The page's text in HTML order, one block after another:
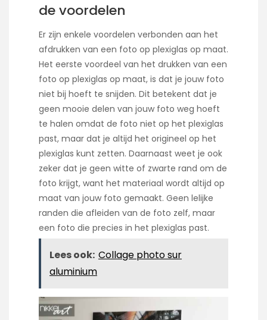
de voordelen
Er zijn enkele voordelen verbonden aan het
afdrukken van een foto op plexiglas op maat.
Het eerste voordeel van het drukken van een
foto op plexiglas op maat, is dat je jouw foto
niet bij hoeft te snijden. Dit betekent dat je
geen mooie delen van jouw foto weg hoeft
te halen omdat de foto niet op het plexiglas
past, maar dat je altijd het origineel op het
plexiglas kunt zetten. Daarnaast weet je ook
zeker dat je geen witte of zwarte rand om de
foto krijgt, want het materiaal wordt altijd op
maat van jouw foto gemaakt. Geen lelijke
randen die afleiden van de foto zelf, maar
een foto die precies in het plexiglas past.
Lees ook: Collage photo sur
aluminium